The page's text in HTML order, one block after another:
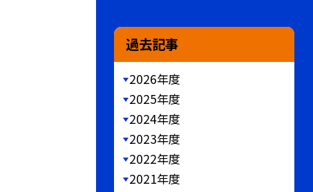
過去記事
2026年度
2025年度
2024年度
2023年度
2022年度
2021年度